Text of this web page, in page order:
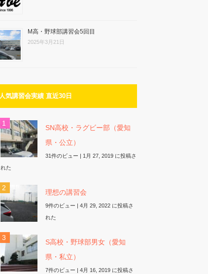
M高・野球部講習会5回目
2025年3月21日
人気講習会実績 直近30日
SN高校・ラグビー部（愛知
県・公立）
31件のビュー | 1月 27, 2019 に投稿さ
れた
理想の講習会
9件のビュー | 4月 29, 2022 に投稿さ
れた
S高校・野球部男女（愛知
県・私立）
7件のビュー | 4月 16, 2019 に投稿さ